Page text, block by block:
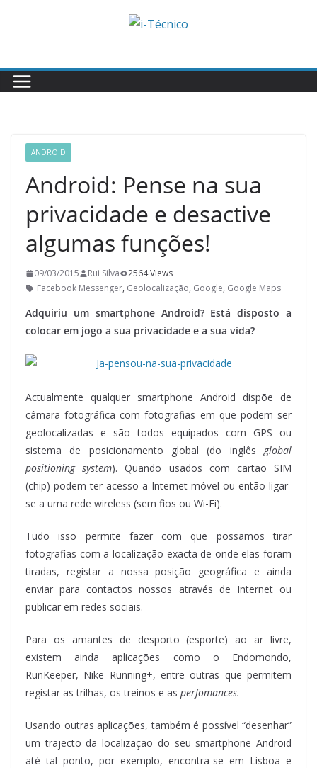
ANDROID
Android: Pense na sua
privacidade e desactive
algumas funções!
09/03/2015 Rui Silva
2564 Views
Facebook Messenger, Geolocalização, Google, Google Maps
Adquiriu um smartphone Android? Está disposto a
colocar em jogo a sua privacidade e a sua vida?
Actualmente qualquer smartphone Android dispõe de
câmara fotográfica com fotografias em que podem ser
geolocalizadas e são todos equipados com GPS ou
sistema de posicionamento global (do inglês global
positioning system). Quando usados com cartão SIM
(chip) podem ter acesso a Internet móvel ou então ligar-
se a uma rede wireless (sem fios ou Wi-Fi).
Tudo isso permite fazer com que possamos tirar
fotografias com a localização exacta de onde elas foram
tiradas, registar a nossa posição geográfica e ainda
enviar para contactos nossos através de Internet ou
publicar em redes sociais.
Para os amantes de desporto (esporte) ao ar livre,
existem ainda aplicações como o Endomondo,
RunKeeper, Nike Running+, entre outras que permitem
registar as trilhas, os treinos e as perfomances.
Usando outras aplicações, também é possível “desenhar”
um trajecto da localização do seu smartphone Android
até tal ponto, por exemplo, encontra-se em Lisboa e